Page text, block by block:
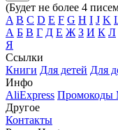
(Будет не более 4
A B C D E F G H I J K
А Б В Г Д Е Ж З И К Л
Я
Ссылки
Книги Для детей Для
Инфо
AliExpress Промокоды
Другое
Контакты